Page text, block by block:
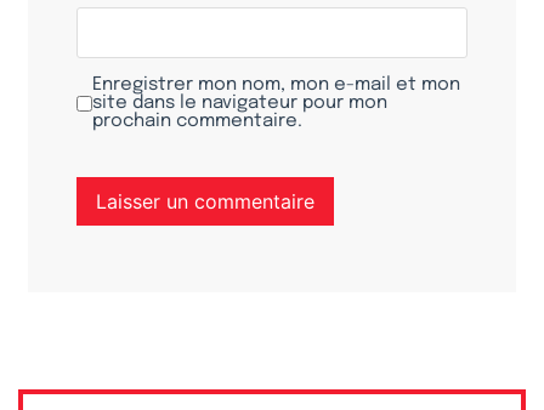
Enregistrer mon nom, mon e-mail et mon
site dans le navigateur pour mon
prochain commentaire.